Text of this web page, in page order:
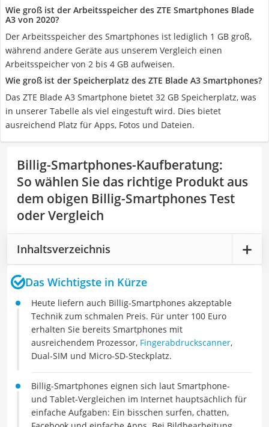
Wie groß ist der Arbeitsspeicher des ZTE Smartphones Blade
A3 von 2020?
Der Arbeitsspeicher des Smartphones ist lediglich 1 GB groß,
während andere Geräte aus unserem Vergleich einen
Arbeitsspeicher von 2 bis 4 GB aufweisen.
Wie groß ist der Speicherplatz des ZTE Blade A3 Smartphones?
Das ZTE Blade A3 Smartphone bietet 32 GB Speicherplatz, was
in unserer Tabelle als viel eingestuft wird. Dies bietet
ausreichend Platz für Apps, Fotos und Dateien.
Billig-Smartphones-Kaufberatung:
So wählen Sie das richtige Produkt aus
dem obigen Billig-Smartphones Test
oder Vergleich
Inhaltsverzeichnis
Das Wichtigste in Kürze
Heute liefern auch Billig-Smartphones akzeptable
Technik zum schmalen Preis. Für unter 100 Euro
erhalten Sie bereits Smartphones mit
ausreichendem Prozessor, Fingerabdruckscanner,
Dual-SIM und Micro-SD-Steckplatz.
Billig-Smartphones eignen sich laut Smartphone-
und Tablet-Vergleichen im Internet hauptsächlich für
einfache Aufgaben: Ein bisschen surfen, chatten,